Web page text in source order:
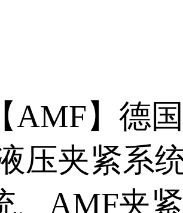
】德国
压夹紧系
、AMF夹